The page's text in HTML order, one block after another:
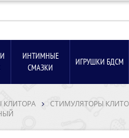
ИНТИМНЫЕ
СМАЗКИ
ИГРУШКИ БДСМ
КЛИТОРА
СТИМУЛЯТОРЫ